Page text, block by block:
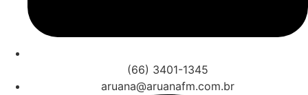
(66) 3401-1345
aruana@aruanafm.com.br